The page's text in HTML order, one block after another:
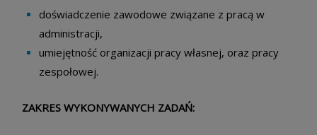
doświadczenie zawodowe związane z pracą w
administracji,
umiejętność organizacji pracy własnej, oraz pracy
zespołowej.
ZAKRES WYKONYWANYCH ZADAŃ: